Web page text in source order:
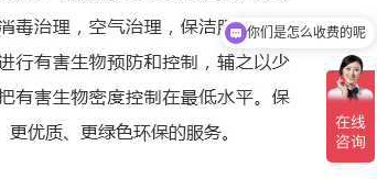
你们是怎么收费的呢